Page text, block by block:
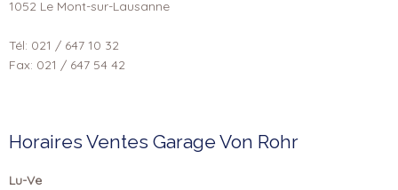
1052 Le Mont-sur-Lausanne
Tél: 021 / 647 10 32
Fax: 021 / 647 54 42
Horaires Ventes Garage Von Rohr
Lu-Ve